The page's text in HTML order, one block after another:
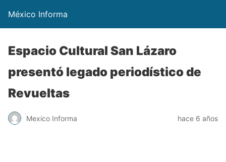
México Informa
Espacio Cultural San Lázaro
presentó legado periodístico de
Revueltas
Mexico Informa hace 6 años